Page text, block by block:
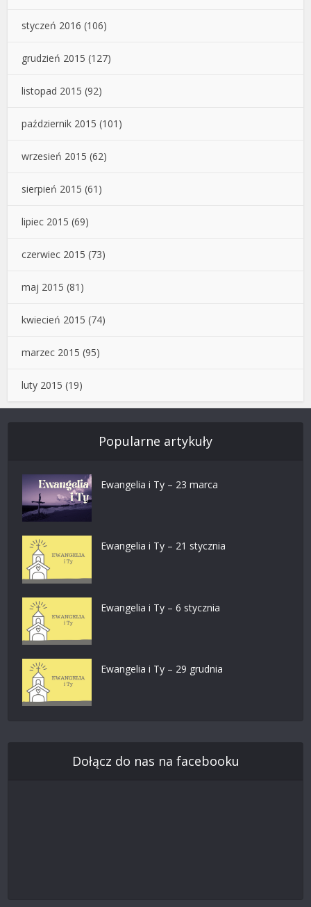
styczeń 2016 (106)
grudzień 2015 (127)
listopad 2015 (92)
październik 2015 (101)
wrzesień 2015 (62)
sierpień 2015 (61)
lipiec 2015 (69)
czerwiec 2015 (73)
maj 2015 (81)
kwiecień 2015 (74)
marzec 2015 (95)
luty 2015 (19)
Popularne artykuły
Ewangelia i Ty – 23 marca
Ewangelia i Ty – 21 stycznia
Ewangelia i Ty – 6 stycznia
Ewangelia i Ty – 29 grudnia
Dołącz do nas na facebooku